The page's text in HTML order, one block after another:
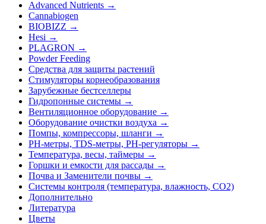
Advanced Nutrients →
Cannabiogen
BIOBIZZ →
Hesi →
PLAGRON →
Powder Feeding
Средства для защиты растений
Стимуляторы корнеобразования
Зарубежные бестселлеры
Гидропонные системы →
Вентиляционное оборудование →
Оборудование очистки воздуха →
Помпы, компрессоры, шланги →
РН-метры, TDS-метры, РН-регуляторы →
Температура, весы, таймеры →
Горшки и емкости для рассады →
Почва и Заменители почвы →
Системы контроля (температура, влажность, СО2)
Дополнительно
Литература
Цветы